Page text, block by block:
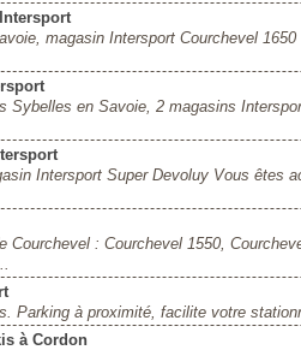
magasin Intersport Courchevel
Sybelles en Savoie, 2 magasins
Intersport Super Devoluy Vous êtes
: Courchevel 1550,
Parking à proximité, facilite votre
à Cordon